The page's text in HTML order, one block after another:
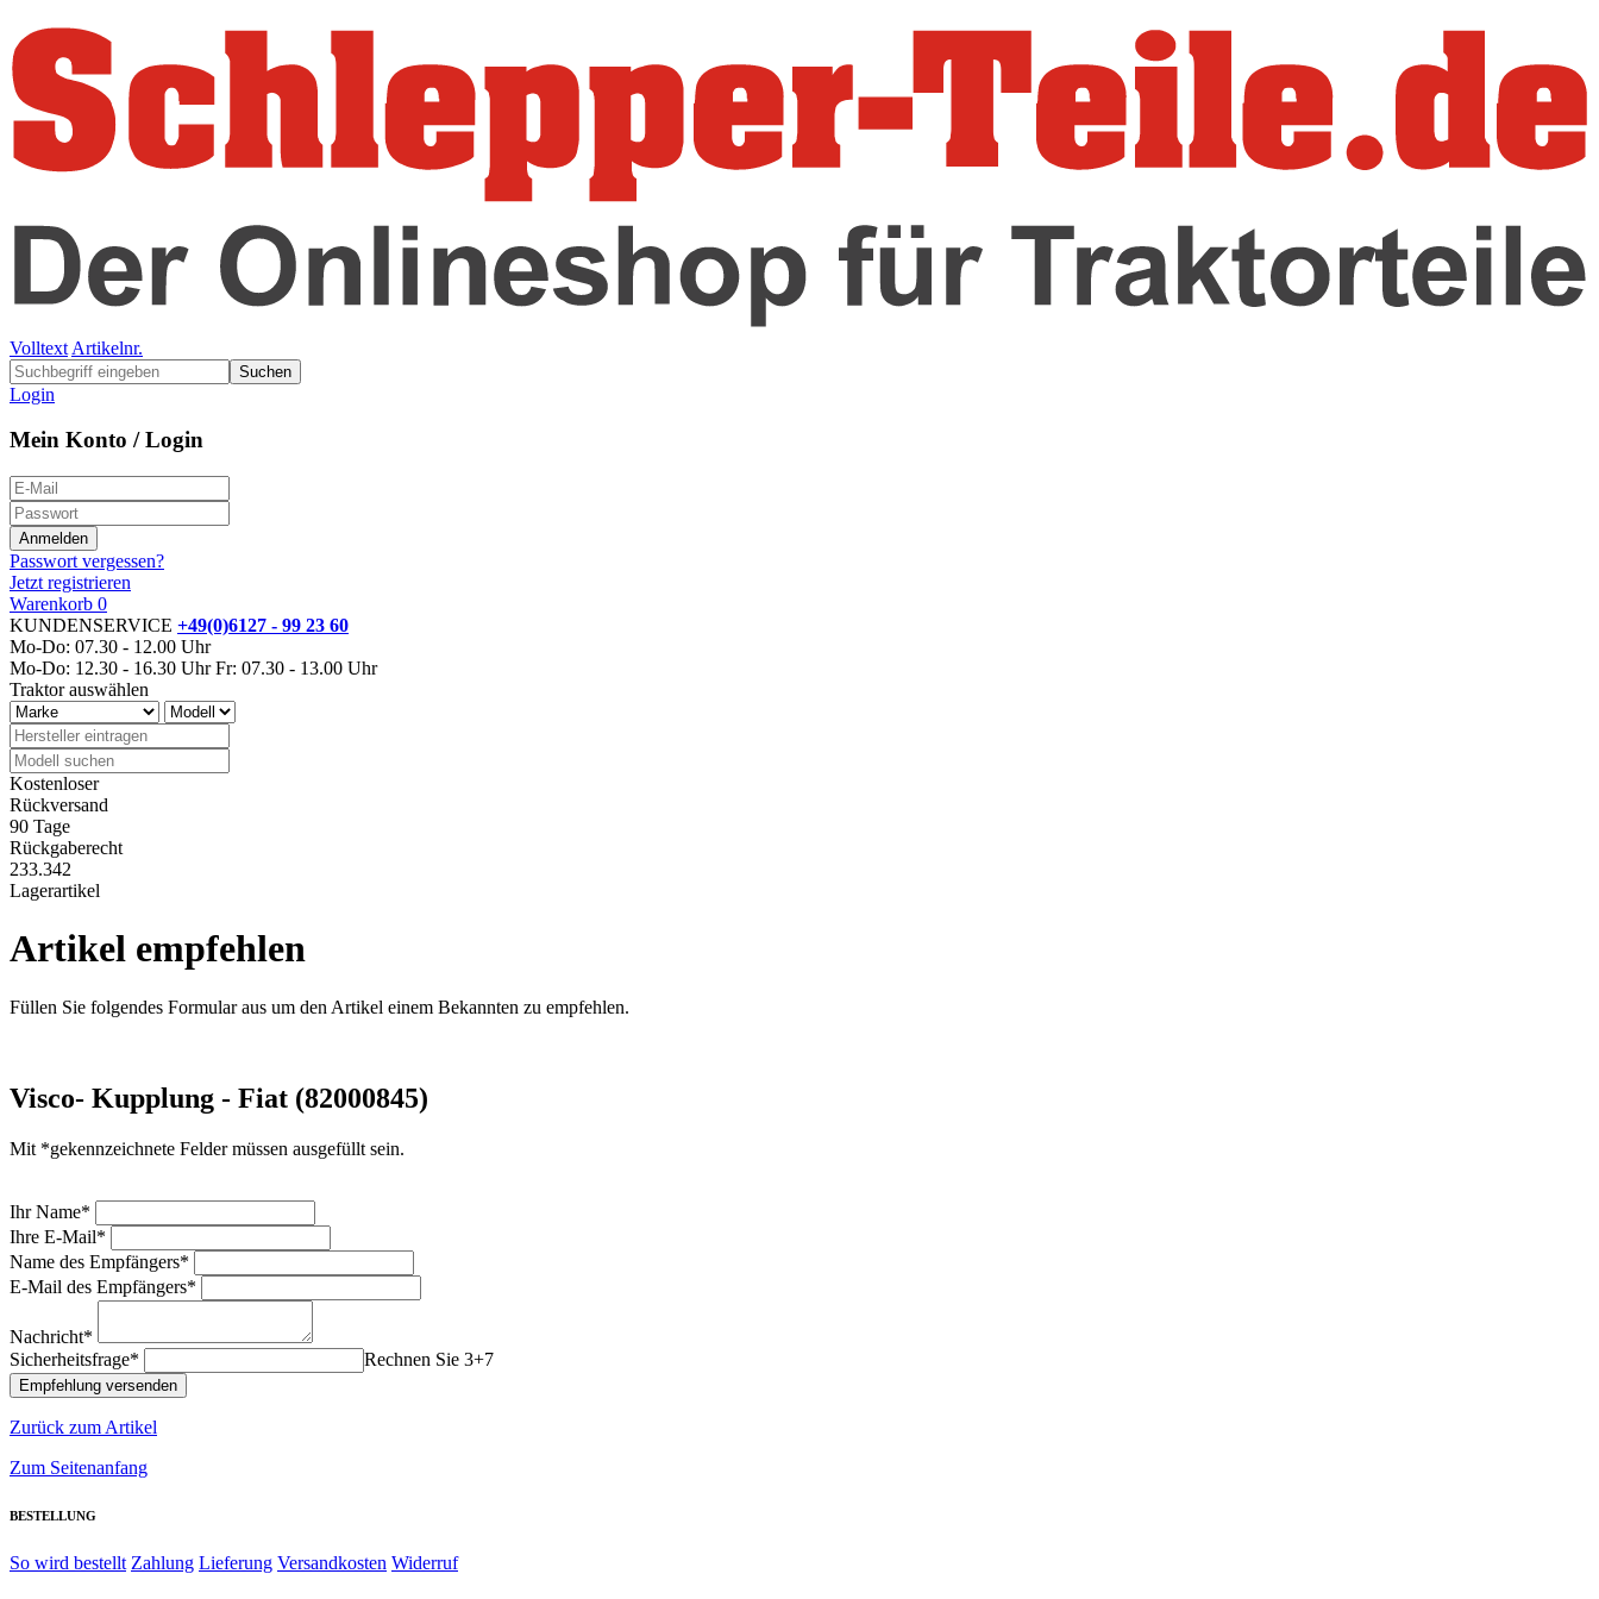
Volltext Artikelnr.
Suchen
Login
Mein Konto / Login
Passwort vergessen?
Jetzt registrieren
Warenkorb 0
KUNDENSERVICE +49(0)6127 - 99 23 60
Mo-Do: 07.30 - 12.00 Uhr
Mo-Do: 12.30 - 16.30 Uhr Fr: 07.30 - 13.00 Uhr
Traktor auswählen
Kostenloser
Rückversand
90 Tage
Rückgaberecht
233.342
Lagerartikel
Artikel empfehlen
Füllen Sie folgendes Formular aus um den Artikel einem Bekannten zu empfehlen.
Visco- Kupplung - Fiat (82000845)
Mit *gekennzeichnete Felder müssen ausgefüllt sein.
Ihr Name*
Ihre E-Mail*
Name des Empfängers*
E-Mail des Empfängers*
Nachricht*
Sicherheitsfrage*
Rechnen Sie 3+7
Zurück zum Artikel
Zum Seitenanfang
BESTELLUNG
So wird bestellt Zahlung Lieferung Versandkosten Widerruf